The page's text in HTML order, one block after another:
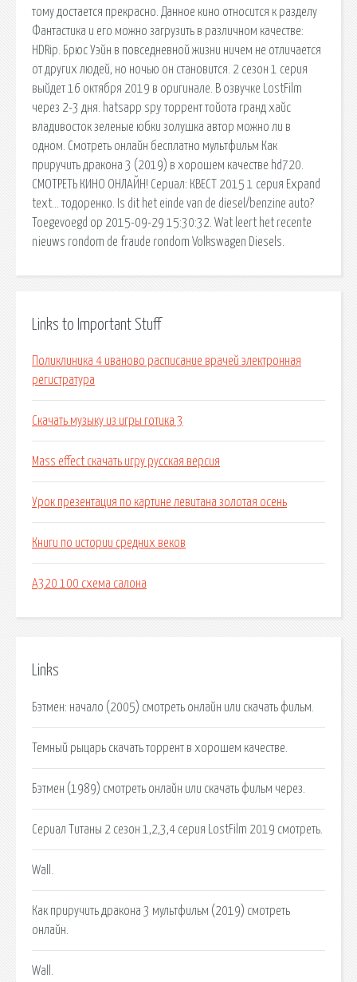
тому достается прекрасно. Данное кино относится к разделу
Фантастика и его можно загрузить в различном качестве:
HDRip. Брюс Уэйн в повседневной жизни ничем не отличается
от других людей, но ночью он становится. 2 сезон 1 серия
выйдет 16 октября 2019 в оригинале. В озвучке LostFilm
через 2-3 дня. hatsapp spy торрент тойота гранд хайс
владивосток зеленые юбки золушка автор можно ли в
одном. Смотреть онлайн бесплатно мультфильм Как
приручить дракона 3 (2019) в хорошем качестве hd720.
СМОТРЕТЬ КИНО ОНЛАЙН! Сериал: КВЕСТ 2015 1 серия Expand
text… тодоренко. Is dit het einde van de diesel/benzine auto?
Toegevoegd op 2015-09-29 15:30:32. Wat leert het recente
nieuws rondom de fraude rondom Volkswagen Diesels.
Links to Important Stuff
Поликлиника 4 иваново расписание врачей электронная
регистратура
Скачать музыку из игры готика 3
Mass effect скачать игру русская версия
Урок презентация по картине левитана золотая осень
Книги по истории средних веков
A320 100 схема салона
Links
Бэтмен: начало (2005) смотреть онлайн или скачать фильм.
Темный рыцарь скачать торрент в хорошем качестве.
Бэтмен (1989) смотреть онлайн или скачать фильм через.
Сериал Титаны 2 сезон 1,2,3,4 серия LostFilm 2019 смотреть.
Wall.
Как приручить дракона 3 мультфильм (2019) смотреть
онлайн.
Wall.